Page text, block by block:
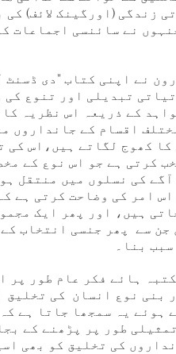
زندگی (اورگینک لائف)
نے سائنسی اجماعات
ڈارون نے اپنی کتاب "دی
تبدیلی اور تنوع
کے ذریعہ اس نظریہ
اقسام کے جانداروں
کھوج لگاتے ہیں،اس کی
کرتی ہے جو اس نوع کے
کی نسلوں میں منتقل
اس امر کی وضاحت کرتی ہے
ہیں، اور پھر ایک
جن سے پھر جنسی انتخاب
بنا۔
ہائے فکر عام طور
بنی نوع انسان کی
ہوئے یہ سمجھا جاتا ہے
طور پر پڑھنے کے
کی تخلیق کو بھی